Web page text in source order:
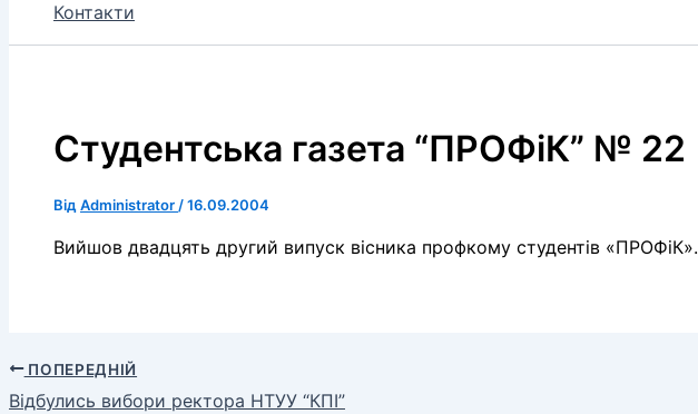
Контакти
Студентська газета “ПРОФiК” № 22
Від Administrator /16.09.2004
Вийшов двадцять другий випуск вісника профкому студентів «ПРОФiК».
ПОПЕРЕДНІЙ
Відбулись вибори ректора НТУУ “КПІ”